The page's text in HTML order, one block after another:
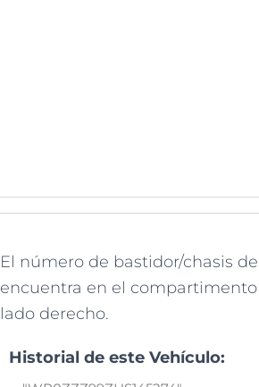
El número de bastidor/chasis
encuentra en el
lado derecho.
Historial de este Vehículo: